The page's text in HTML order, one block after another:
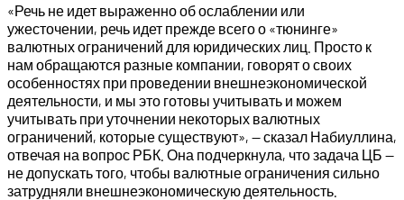
«Речь не идет выраженно об ослаблении или
ужесточении, речь идет прежде всего о «тюнинге»
валютных ограничений для юридических лиц. Просто к
нам обращаются разные компании, говорят о своих
особенностях при проведении внешнеэкономической
деятельности, и мы это готовы учитывать и можем
учитывать при уточнении некоторых валютных
ограничений, которые существуют», — сказал Набиуллина,
отвечая на вопрос РБК. Она подчеркнула, что задача ЦБ —
не допускать того, чтобы валютные ограничения сильно
затрудняли внешнеэкономическую деятельность.